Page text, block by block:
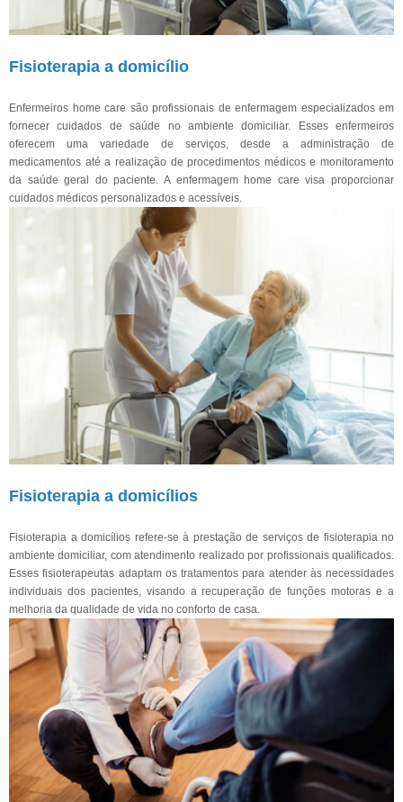
Fisioterapia a domicílio
Enfermeiros home care são profissionais de enfermagem especializados em
fornecer cuidados de saúde no ambiente domiciliar. Esses enfermeiros
oferecem uma variedade de serviços, desde a administração de
medicamentos até a realização de procedimentos médicos e monitoramento
da saúde geral do paciente. A enfermagem home care visa proporcionar
cuidados médicos personalizados e acessíveis.
Fisioterapia a domicílios
Fisioterapia a domicílios refere-se à prestação de serviços de fisioterapia no
ambiente domiciliar, com atendimento realizado por profissionais qualificados.
Esses fisioterapeutas adaptam os tratamentos para atender às necessidades
individuais dos pacientes, visando a recuperação de funções motoras e a
melhoria da qualidade de vida no conforto de casa.